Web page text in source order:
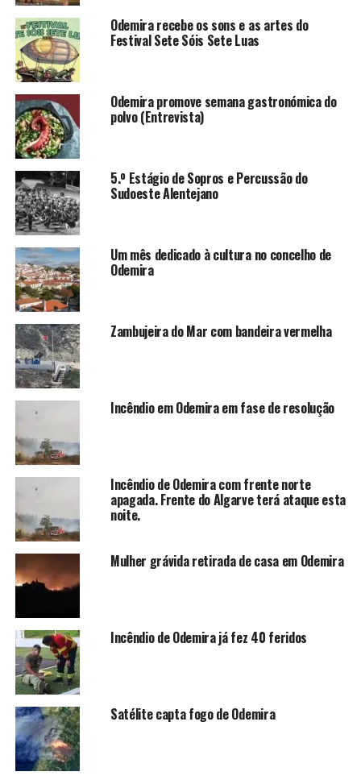
Odemira recebe os sons e as artes do
Festival Sete Sóis Sete Luas
Odemira promove semana gastronómica do
polvo (Entrevista)
5.º Estágio de Sopros e Percussão do
Sudoeste Alentejano
Um mês dedicado à cultura no concelho de
Odemira
Zambujeira do Mar com bandeira vermelha
Incêndio em Odemira em fase de resolução
Incêndio de Odemira com frente norte
apagada. Frente do Algarve terá ataque esta
noite.
Mulher grávida retirada de casa em Odemira
Incêndio de Odemira já fez 40 feridos
Satélite capta fogo de Odemira